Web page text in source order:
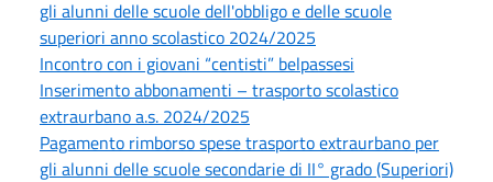
gli alunni delle scuole dell'obbligo e delle scuole
superiori anno scolastico 2024/2025
Incontro con i giovani “centisti” belpassesi
Inserimento abbonamenti – trasporto scolastico
extraurbano a.s. 2024/2025
Pagamento rimborso spese trasporto extraurbano per
gli alunni delle scuole secondarie di II° grado (Superiori)